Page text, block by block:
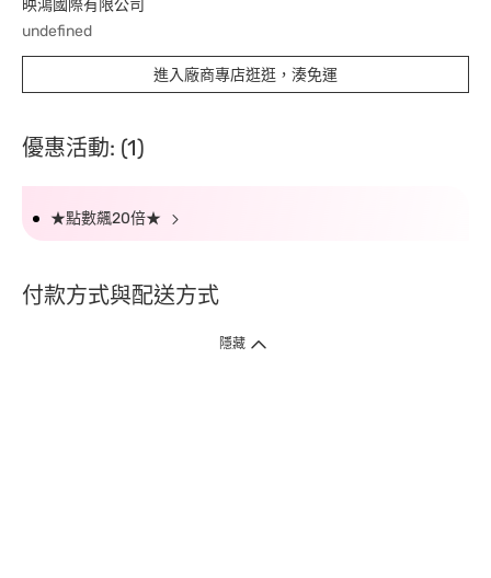
映鴻國際有限公司
undefined
進入廠商專店逛逛，湊免運
優惠活動: (1)
★點數飆20倍★
付款方式與配送方式
隱藏